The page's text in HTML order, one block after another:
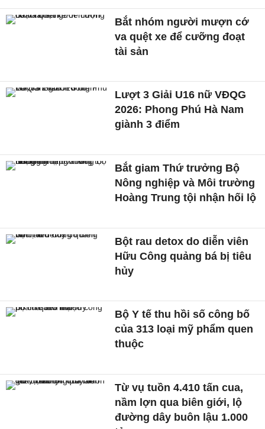
Bắt nhóm người mượn cớ
va quệt xe để cưỡng đoạt
tài sản
Lượt 3 Giải U16 nữ VĐQG
2026: Phong Phú Hà Nam
giành 3 điểm
Bắt giam Thứ trưởng Bộ
Nông nghiệp và Môi trường
Hoàng Trung tội nhận hối lộ
Bột rau detox do diễn viên
Hữu Công quảng bá bị tiêu
hủy
Bộ Y tế thu hồi số công bố
của 313 loại mỹ phẩm quen
thuộc
Từ vụ tuồn 4.410 tấn cua,
nầm lợn qua biên giới, lộ
đường dây buôn lậu 1.000